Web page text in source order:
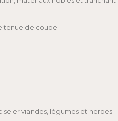
tenue de coupe
viandes, légumes et herbes